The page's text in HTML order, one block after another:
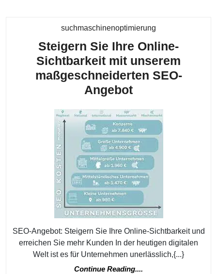
suchmaschinenoptimierung
Steigern Sie Ihre Online-
Sichtbarkeit mit unserem
maßgeschneiderten SEO-
AngebotSteigern
Ihre
Online-
Sichtbarkeit
mit
unserem
SEO-
Angebot
SEO-Angebot: Steigern Sie Ihre Online-Sichtbarkeit und
erreichen Sie mehr Kunden In der heutigen digitalen
Welt ist es für Unternehmen unerlässlich,{...}
Continue Reading....